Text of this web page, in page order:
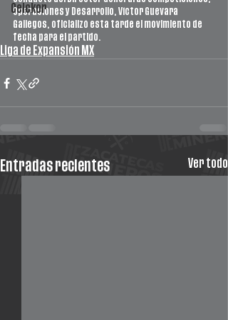
Ceickor
Operaciones y Desarrollo, Víctor Guevara
Gallegos, oficializó esta tarde el movimiento de
fecha para el partido.
Liga de Expansión MX
Entradas recientes Ver todo